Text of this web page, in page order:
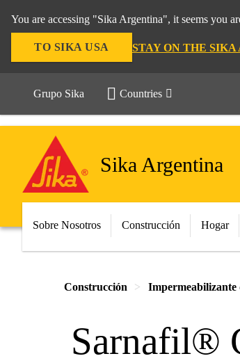
You are accessing "Sika Argentina", it seems you
TO SIKA USA STAY ON THE
Grupo Sika Countries
Sika Argentina
Sobre Nosotros Construcción Hogar
Construcción Impermeabilizante
Sarnafil®